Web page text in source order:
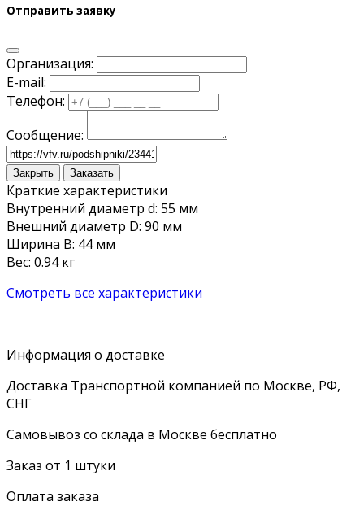
Отправить заявку
Организация:
E-mail:
Телефон:
Сообщение:
Закрыть Заказать
Краткие характеристики
Внутренний диаметр d: 55 мм
Внешний диаметр D: 90 мм
Ширина B: 44 мм
Вес: 0.94 кг
Смотреть все характеристики
Информация о доставке
Доставка Транспортной компанией по Москве, РФ,
СНГ
Самовывоз со склада в Москве бесплатно
Заказ от 1 штуки
Оплата заказа